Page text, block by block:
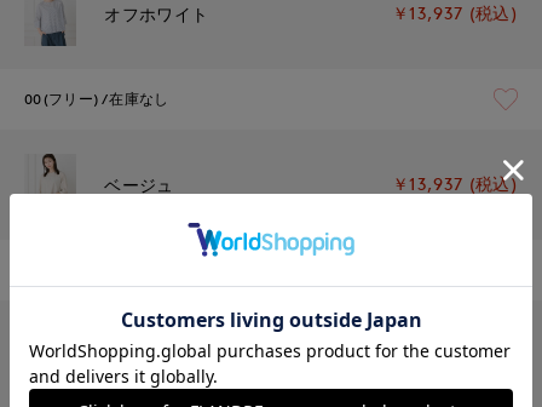
オフホワイト ￥13,937 (税込)
00(フリー) 在庫なし
ベージュ ￥13,937 (税込)
サックス ￥13,937 (税込)